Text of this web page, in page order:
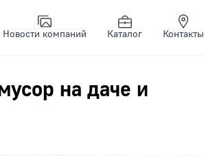
Новости компаний Каталог Контакты
на даче и